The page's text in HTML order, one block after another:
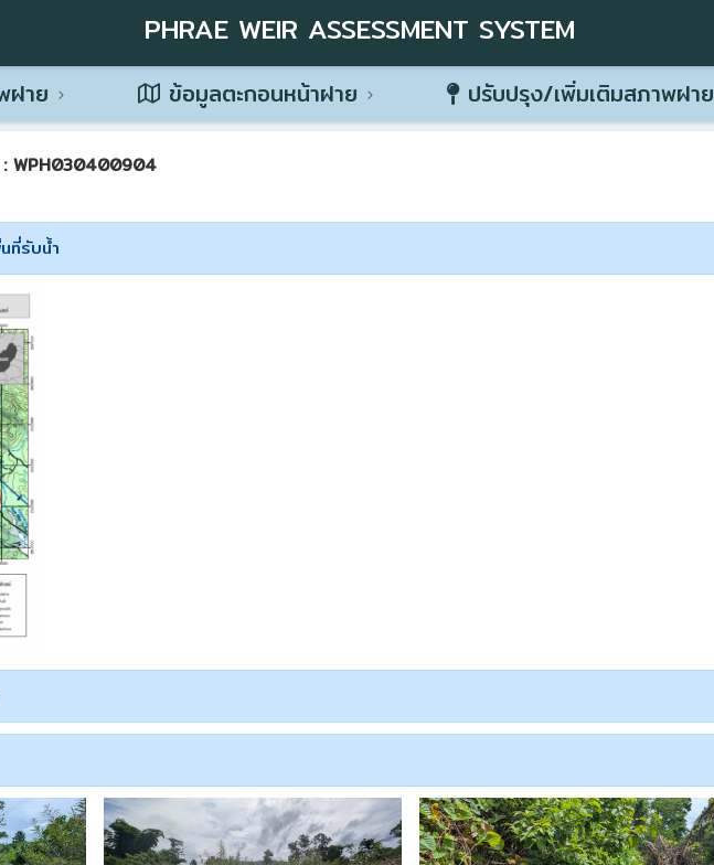
PHRAE WEIR ASSESSMENT SYSTEM
ฝาย ข้อมูลตะกอนหน้าฝาย ปรับปรุง/เพิ่มเติมสภาพฝาย
WPH030400904
ที่รับน้ำ